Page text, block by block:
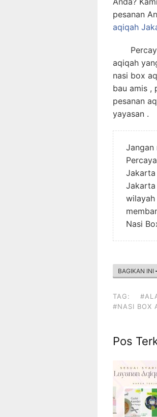
pesanan
aqiqah
aqiqah
nasi box
bau amis ,
pesanan
yayasan .
Jangan
Jakarta
Jakarta
wilayah
Nasi
BAGIKAN INI
TAG:
#NASI BOX
Pos